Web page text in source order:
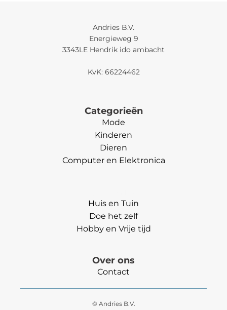
Andries B.V.
Energieweg 9
3343LE Hendrik ido ambacht
KvK: 66224462
Categorieën
Mode
Kinderen
Dieren
Computer en Elektronica
Huis en Tuin
Doe het zelf
Hobby en Vrije tijd
Over ons
Contact
© Andries B.V.